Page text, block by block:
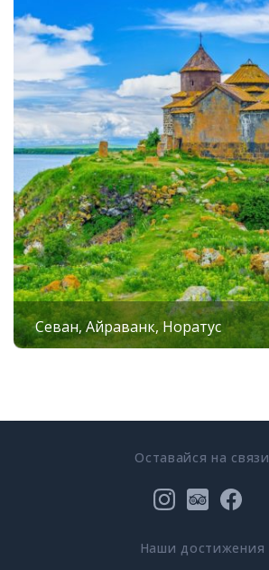
Севан, Айраванк, Норатус
Оставайся на связи
Наши достижения